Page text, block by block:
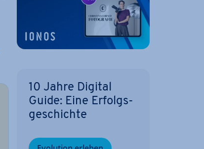
10 Jahre Digital
Guide: Eine Er­folgs­
ge­schich­te